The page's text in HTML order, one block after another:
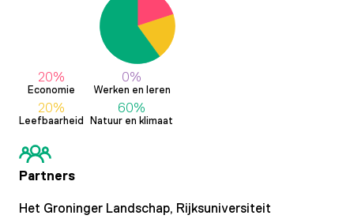
20%
Economie
0%
Werken en leren
20%
Leefbaarheid
60%
Natuur en klimaat
Partners
Het Groninger Landschap, Rijksuniversiteit